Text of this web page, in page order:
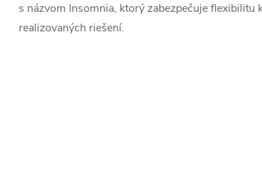
s názvom Insomnia, ktorý zabezpečuje flexibilitu
realizovaných riešení.